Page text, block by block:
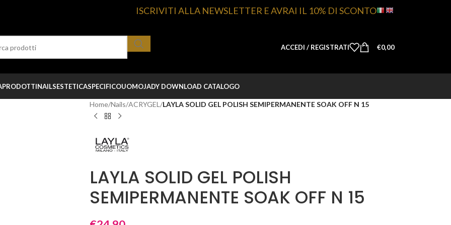
ISCRIVITI ALLA NEWSLETTER E AVRAI IL 10% DI SCONTO
ACCEDI / REGISTRATI €0,00
PRODOTTINAILSESTETICASPECIFICOUOMOJADY DOWNLOAD CATALOGO
Home/Nails/ACRYGEL /LAYLA SOLID GEL POLISH SEMIPERMANENTE SOAK OFF N 15
LAYLA SOLID GEL POLISH
SEMIPERMANENTE SOAK OFF N 15